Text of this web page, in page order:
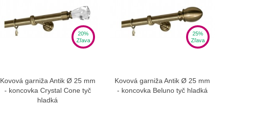
20%
Zľava
Zobraziť viac
Kovová garniža Antik Ø 25 mm
- koncovka Crystal Cone tyč
hladká
25%
Zľava
Zobraziť viac
Kovová garniža Antik Ø 25 mm
- koncovka Beluno tyč hladká